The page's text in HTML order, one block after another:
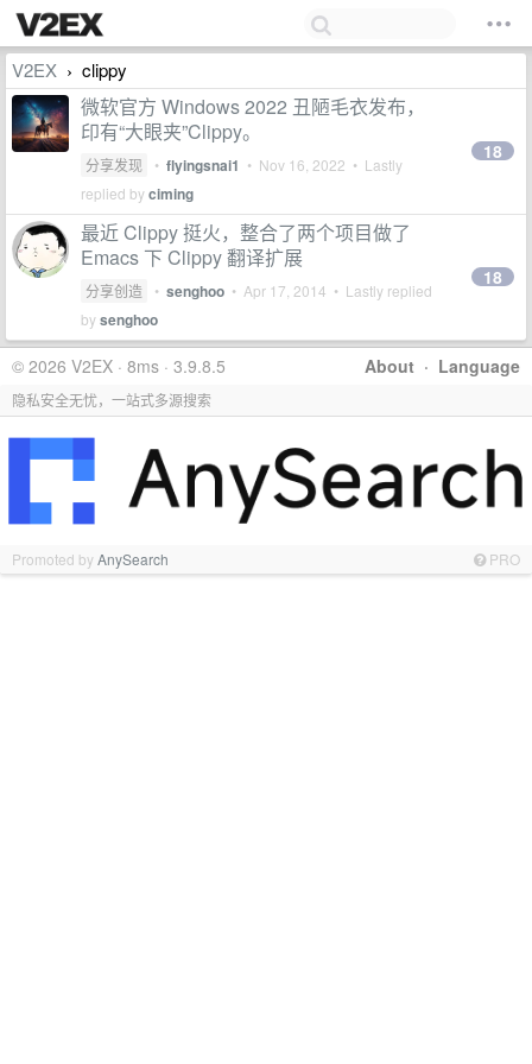
V2EX › clippy
微软官方 Windows 2022 丑陋毛衣发布，
印有“大眼夹”Clippy。
分享发现 • flyingsnai1 • Nov 16, 2022 • Lastly
replied byciming
18
最近 Clippy 挺火，整合了两个项目做了
Emacs 下 Clippy 翻译扩展
分享创造 • senghoo • Apr 17, 2014 • Lastly replied
bysenghoo
18
About · Language
© 2026 V2EX · 8ms · 3.9.8.5
隐私安全无忧，一站式多源搜索
Promoted byAnySearch PRO